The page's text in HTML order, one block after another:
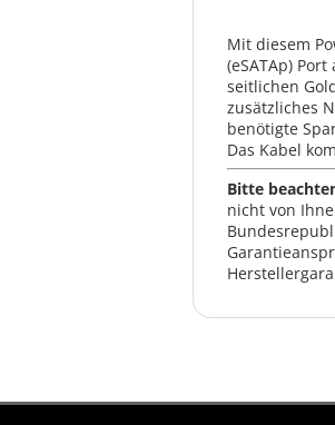
Mit diesem
(eSATAp)
seitlichen
zusätzliches
benötigte
Das Kabel
Bitte
nicht von